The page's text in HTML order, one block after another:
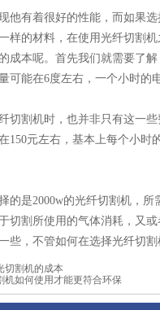
他有着很好的性能，而如果
样的材料，在使用光纤切割
成本呢。首先我们就需要了
可能在6度左右，一个小时的
切割机时，也并非只有这一
150元左右，基本上每个小
的是2000w的光纤切割机，
切割所使用的气体消耗，又
些，不管如何在选择光纤切
切割机的成本
机如何使用才能更符合环保